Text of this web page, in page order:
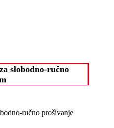
slobodno-ručno
ručno prošivanje